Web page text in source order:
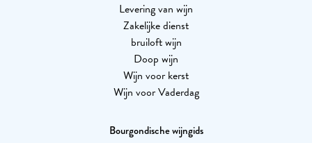
Levering van wijn
Zakelijke dienst
bruiloft wijn
Doop wijn
Wijn voor kerst
Wijn voor Vaderdag
Bourgondische wijngids